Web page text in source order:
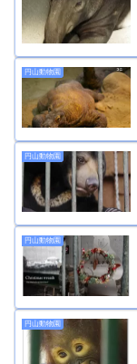
円山動物園
円山動物園
円山動物園
円山動物園